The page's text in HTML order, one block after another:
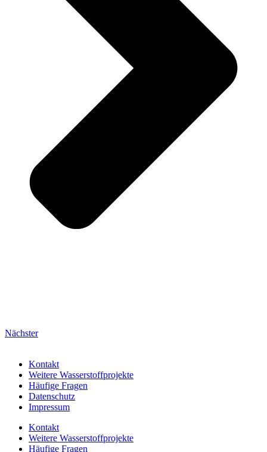
Nächster
Kontakt
Weitere Wasserstoffprojekte
Häufige Fragen
Datenschutz
Impressum
Kontakt
Weitere Wasserstoffprojekte
Häufige Fragen